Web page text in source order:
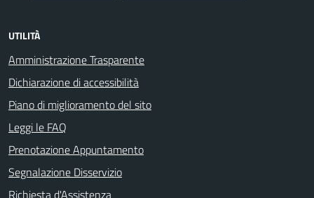
UTILITÀ
Amministrazione Trasparente
Dichiarazione di accessibilità
Piano di miglioramento del sito
Leggi le FAQ
Prenotazione Appuntamento
Segnalazione Disservizio
Richiesta d'Assistenza